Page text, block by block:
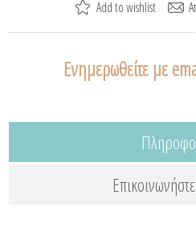
Ενημερωθείτε με